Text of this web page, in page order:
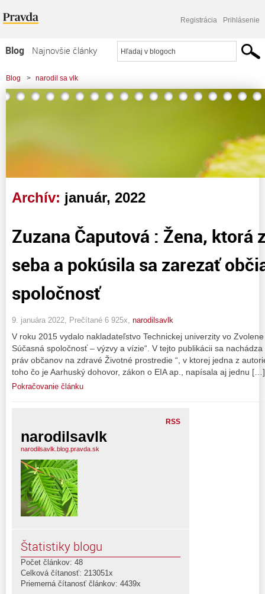
Registrácia Prihlásenie
Blog
Najnovšie články
Najčítanejšie články
Najkomentovanejšie články
Zoznam blogov
Komerčné blogy
Blog > narodil sa vlk
> Zuzana Čaputová : Žena, ktorá zradila samú seba a pokúsila sa zarezať
Archív: január, 2022
Zuzana Čaputová : Žena, ktorá
seba a pokúsila sa zarezať
spoločnosť
9. januára 2022, Prečítané 6 925x, narodilsavlk
V roku 2015 vydalo nakladateľstvo Technickej univerzity vo
Súčasná spoločnosť – výzvy a vízie“. V tejto publikácii sa
práv občanov na zdravé Životné prostredie “, v ktorej jedna z
toho čo je Aarhuský dohovor, zákon o EIA ap., napísala aj jednu […]
Pokračovanie článku
RSS
narodilsavlk
narodilsavlk.blog.pravda.sk
Štatistiky blogu
Počet článkov: 48
Celková čítanosť: 213051x
Priemerná čítanosť článkov: 4439x